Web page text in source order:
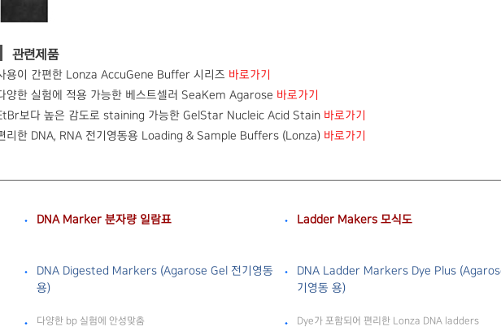
관련제품
용이 간편한 Lonza AccuGene Buffer 시리즈 바로가기
양한 실험에 적용 가능한 베스트셀러 SeaKem Agarose 바로가기
보다 높은 감도로 staining 가능한 GelStar Nucleic Acid Stain 바로가기
리한 DNA, RNA 전기영동용 Loading & Sample Buffers (Lonza) 바로가기
DNA Marker 분자량 일람표 Ladder Makers 모식도
DNA Digested Markers (Agarose Gel 전기영동
용)
DNA Ladder Markers Dye Plus
기영동 용)
다양한 bp 실험에 안성맞춤 Dye가 포함되어 편리한 Lonza DNA ladders